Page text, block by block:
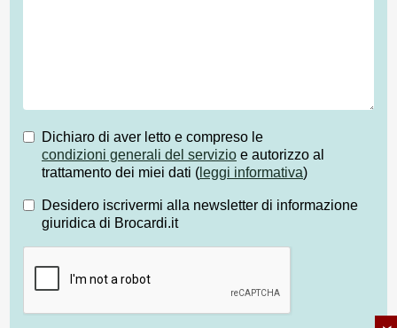
Dichiaro di aver letto e compreso le
condizioni generali del servizio e autorizzo al
trattamento dei miei dati ( leggi informativa)
Desidero iscrivermi alla newsletter di informazione
giuridica di Brocardi.it